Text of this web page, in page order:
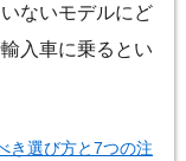
ないモデルにど
入車に乗るとい
き選び方と7つの注